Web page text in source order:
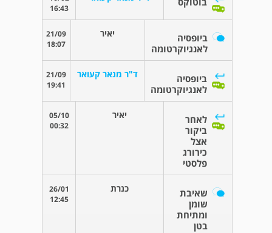
16:43
ביופסיה
לאנגיוקרטומה
יאיר
21/09
18:07
ביופסיה
לאנגיוקרטומה
ד"ר מנאר קעואר
21/09
19:41
לאחר
ביקור
אצל
כירורג
פלסטי
יאיר
05/10
00:32
שאיבת
שומן
ומתיחת
בטן
כנרת
26/01
12:45